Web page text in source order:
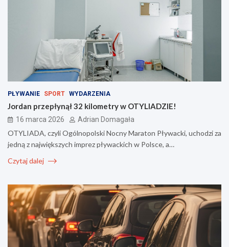
PŁYWANIE SPORT WYDARZENIA
Jordan przepłynął 32 kilometry w OTYLIADZIE!
16 marca 2026 Adrian Domagała
OTYLIADA, czyli Ogólnopolski Nocny Maraton Pływacki, uchodzi za
jedną z największych imprez pływackich w Polsce, a…
Czytaj dalej